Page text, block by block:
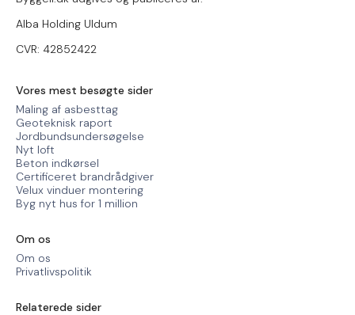
Alba Holding Uldum
CVR: 42852422
Vores mest besøgte sider
Maling af asbesttag
Geoteknisk raport
Jordbundsundersøgelse
Nyt loft
Beton indkørsel
Certificeret brandrådgiver
Velux vinduer montering
Byg nyt hus for 1 million
Om os
Om os
Privatlivspolitik
Relaterede sider